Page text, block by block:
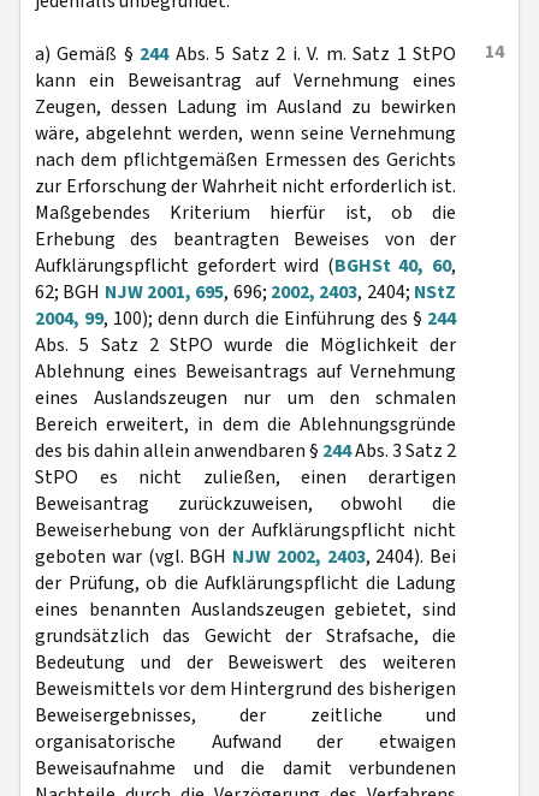
14
a) Gemäß § 244Abs. 5 Satz 2 i. V. m. Satz 1 StPO
kann ein Beweisantrag auf Vernehmung eines
Zeugen, dessen Ladung im Ausland zu bewirken
wäre, abgelehnt werden, wenn seine Vernehmung
nach dem pflichtgemäßen Ermessen des Gerichts
zur Erforschung der Wahrheit nicht erforderlich ist.
Maßgebendes Kriterium hierfür ist, ob die
Erhebung des beantragten Beweises von der
Aufklärungspflicht gefordert wird (BGHSt 40, 60,
62; BGH NJW 2001, 695, 696; 2002, 2403, 2404; NStZ
2004, 99, 100); denn durch die Einführung des § 244
Abs. 5 Satz 2 StPO wurde die Möglichkeit der
Ablehnung eines Beweisantrags auf Vernehmung
eines Auslandszeugen nur um den schmalen
Bereich erweitert, in dem die Ablehnungsgründe
des bis dahin allein anwendbaren § 244Abs. 3 Satz 2
StPO es nicht zuließen, einen derartigen
Beweisantrag zurückzuweisen, obwohl die
Beweiserhebung von der Aufklärungspflicht nicht
geboten war (vgl. BGH NJW 2002, 2403, 2404). Bei
der Prüfung, ob die Aufklärungspflicht die Ladung
eines benannten Auslandszeugen gebietet, sind
grundsätzlich das Gewicht der Strafsache, die
Bedeutung und der Beweiswert des weiteren
Beweismittels vor dem Hintergrund des bisherigen
Beweisergebnisses, der zeitliche und
organisatorische Aufwand der etwaigen
Beweisaufnahme und die damit verbundenen